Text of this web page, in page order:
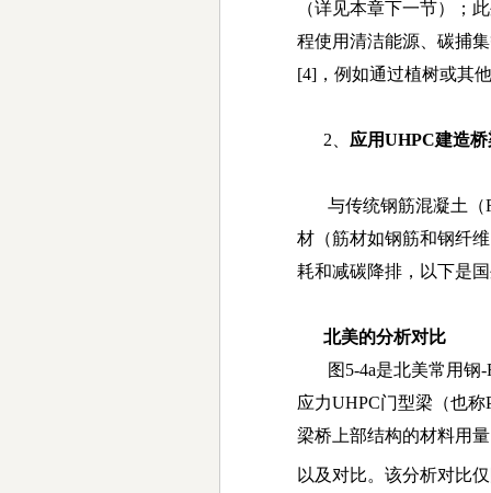
（详见本章下一节）；
程使用清洁能源、碳捕
[4] ，例如通过植树或其
2、 应用UHPC建造
与传统钢筋混凝土（
材（筋材如钢筋和钢纤
耗和减碳降排，以下是
北美的分析对比
图5-4a是北美常用钢-
应力UHPC门型梁（也称
梁桥上部结构的材料用
以及对比。该分析对比